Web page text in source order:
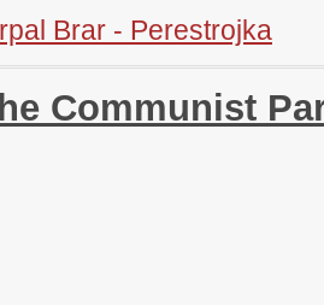
Brar - Perestrojka
Communist